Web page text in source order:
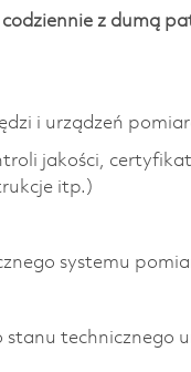
z dumą
i urządzeń
jakości,
itp.)
systemu
technicznego